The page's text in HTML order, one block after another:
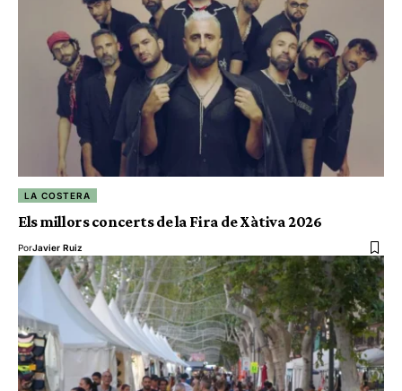
LA COSTERA
Els millors concerts de la Fira de Xàtiva 2026
PorJavier Ruiz